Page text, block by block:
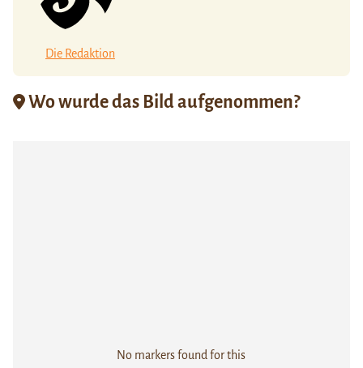
Die Redaktion
Wo wurde das Bild aufgenommen?
No markers found for this